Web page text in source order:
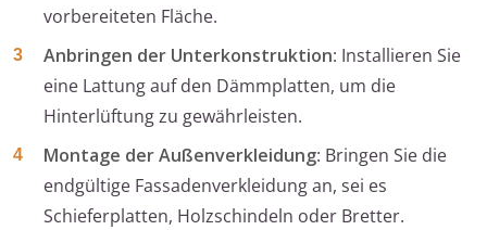
vorbereiteten Fläche.
Anbringen der Unterkonstruktion: Installieren Sie
eine Lattung auf den Dämmplatten, um die
Hinterlüftung zu gewährleisten.
Montage der Außenverkleidung: Bringen Sie die
endgültige Fassadenverkleidung an, sei es
Schieferplatten, Holzschindeln oder Bretter.